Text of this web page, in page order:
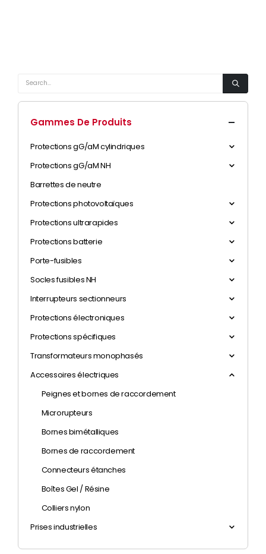
Gammes De Produits
Protections gG/aM cylindriques
Protections gG/aM NH
Barrettes de neutre
Protections photovoltaïques
Protections ultrarapides
Protections batterie
Porte-fusibles
Socles fusibles NH
Interrupteurs sectionneurs
Protections électroniques
Protections spécifiques
Transformateurs monophasés
Accessoires électriques
Peignes et bornes de raccordement
Microrupteurs
Bornes bimétalliques
Bornes de raccordement
Connecteurs étanches
Boîtes Gel / Résine
Colliers nylon
Prises industrielles